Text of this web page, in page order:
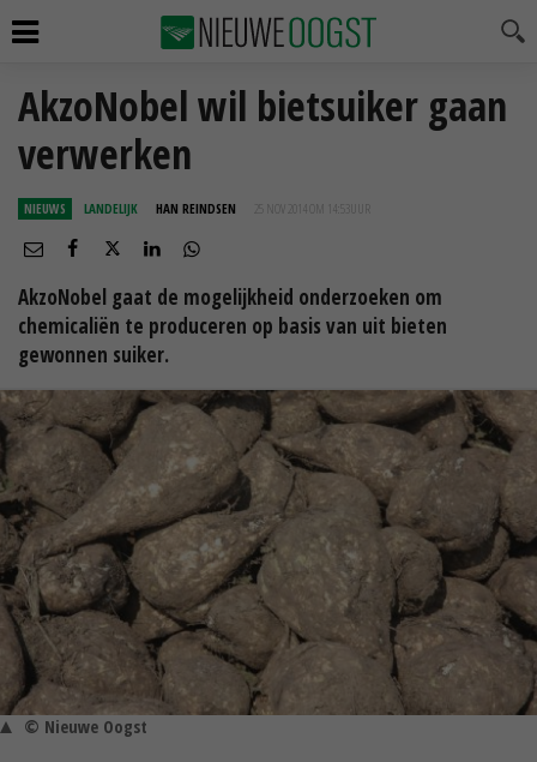
AkzoNobel wil bietsuiker gaan
verwerken
NIEUWS LANDELIJK HAN REINDSEN 25 NOV 2014 OM 14:53
AkzoNobel gaat de mogelijkheid onderzoeken om
chemicaliën te produceren op basis van uit bieten
gewonnen suiker.
© Nieuwe Oogst